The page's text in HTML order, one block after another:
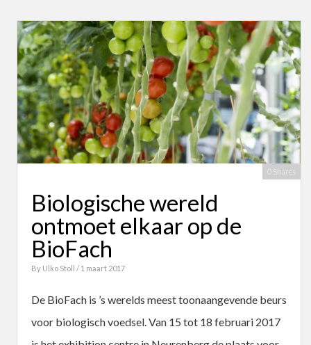
0 Shares
Biologische wereld
ontmoet elkaar op de
BioFach
By Ulko Stoll / 1 maart 2017
De BioFach is ’s werelds meest toonaangevende beurs
voor biologisch voedsel. Van 15 tot 18 februari 2017